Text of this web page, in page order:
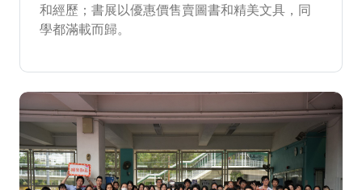
和經歷；書展以優惠價售賣圖書和精美文具，同
學都滿載而歸。